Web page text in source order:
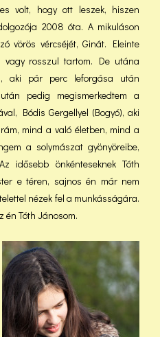
volt, hogy ott leszek, hiszen
2008 óta. A mikuláson
vörös vércséjét, Ginát. Eleinte
vagy rosszul tartom. De utána
aki pár perc leforgása után
pedig megismerkedtem a
Bódis Gergellyel (Bogyó), aki
mind a való életben, mind a
a solymászat gyönyöreibe,
idősebb önkénteseknek Tóth
e téren, sajnos én már nem
nézek fel a munkásságára.
én Tóth Jánosom.